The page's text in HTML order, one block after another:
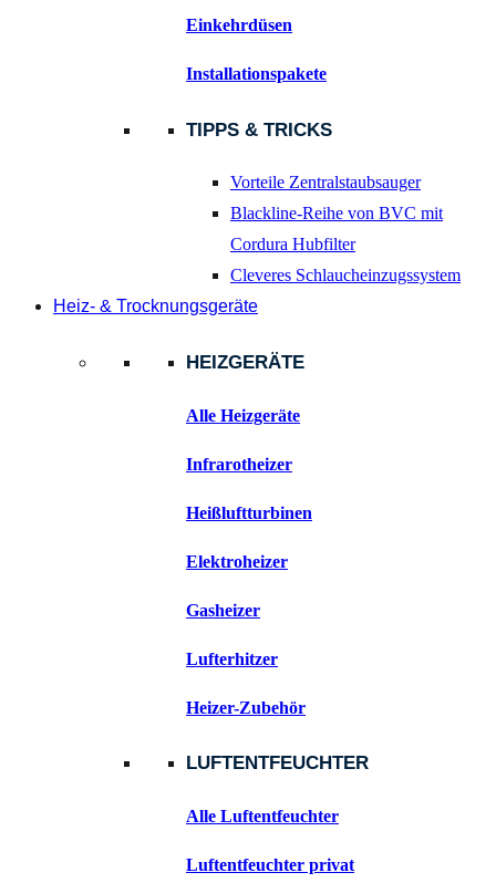
Einkehrdüsen
Installationspakete
TIPPS & TRICKS
Vorteile Zentralstaubsauger
Blackline-Reihe von BVC mit
Cordura Hubfilter
Cleveres Schlaucheinzugssystem
Heiz- & Trocknungsgeräte
HEIZGERÄTE
Alle Heizgeräte
Infrarotheizer
Heißluftturbinen
Elektroheizer
Gasheizer
Lufterhitzer
Heizer-Zubehör
LUFTENTFEUCHTER
Alle Luftentfeuchter
Luftentfeuchter privat